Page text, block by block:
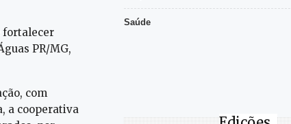
fortalecer
PR/MG,
com
a cooperativa
Saúde